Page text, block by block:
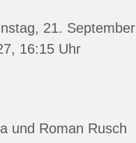
21. September
16:15 Uhr
und Roman Rusch